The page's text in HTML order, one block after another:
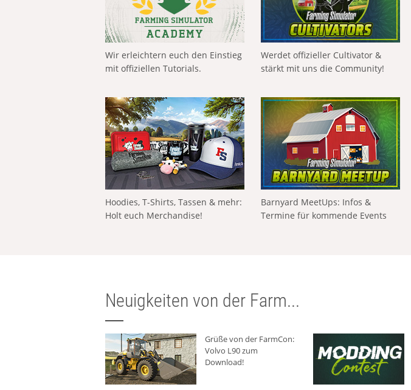
Wir erleichtern euch den Einstieg
mit offiziellen Tutorials.
Werdet offizieller Cultivator &
stärkt mit uns die Community!
Hoodies, T-Shirts, Tassen & mehr:
Holt euch Merchandise!
Barnyard MeetUps: Infos &
Termine für kommende Events
Neuigkeiten von der Farm...
Grüße von der FarmCon:
Volvo L90 zum
Download!